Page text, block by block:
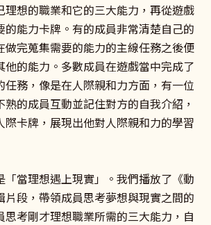
理想的職業和它的三大能力，再從遊戲
的能力卡牌。有的成員非常清楚自己的
做完蒐集需要的能力的主線任務之後便
他的能力。多數成員在遊戲當中完成了
任務，像是在人際親和力方面，有一位
的成員互動並記住對方的自我介紹，
際卡牌，展現出他對人際親和力的學習
「當理想遇上現實」。我們播放了《動
片段，帶領成員思考夢想與現實之間的
思考剛才理想職業所需的三大能力，自